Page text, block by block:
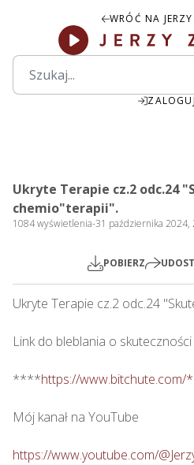
WRÓĆ NA
Ukryte Terapie cz.2 odc.24
chemio"terapii".
1084wyświetlenia-31 października 2024,
POBIERZ
Ukryte Terapie cz.2 odc.24
Link do bleblania o skuteczności
****https://
Mój kanał na YouTube
https://www.youtube.com/